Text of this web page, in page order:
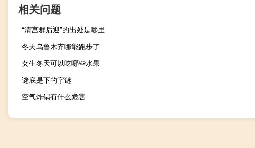
相关问题
“清宫群后迎”的出处是哪里
冬天乌鲁木齐哪能跑步了
女生冬天可以吃哪些水果
谜底是下的字谜
空气炸锅有什么危害